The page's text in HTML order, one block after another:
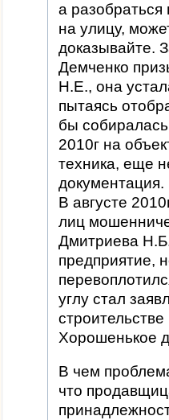
а
на улицу,
доказывайте.
Демченко
Н.Е., она
пытаясь
бы
2010г на
техника, еще
документация.
В августе
лиц
Дмитриева
предприятие,
углу стал
Хорошенькое
В чем
что